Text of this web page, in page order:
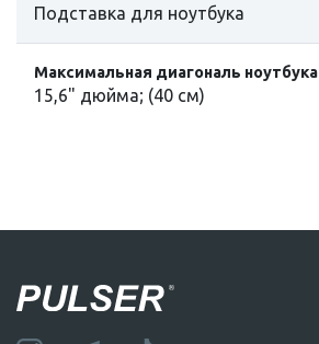
Подставка для ноутбука
Максимальная диагональ ноутбука
15,6" дюйма; (40 см)